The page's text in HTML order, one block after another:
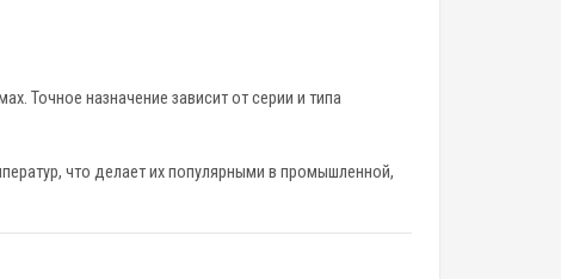
Точное назначение зависит от серии и типа
что делает их популярными в промышленной,